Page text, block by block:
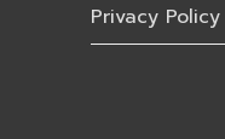
Privacy Policy